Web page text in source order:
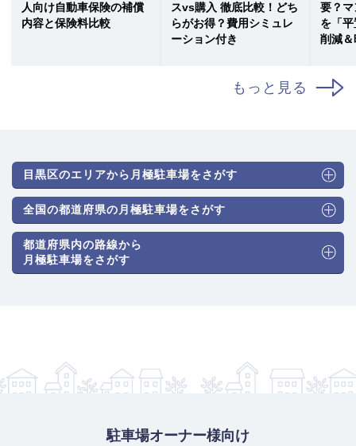
人向け自動車保険の補償
内容と保険料比較
スvs購入 徹底比較！どち
らがお得？費用シミュレ
ーション付き
要？
を「
削減
もっと見る
目黒区のエリアから月極駐車場をさがす
全国の都道府県の月極駐車場をさがす
都道府県内の路線から
月極駐車場をさがす
駐車場オーナー様向け